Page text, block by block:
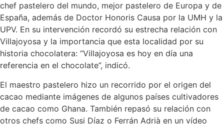
chef pastelero del mundo, mejor pastelero de Europa y de
España, además de Doctor Honoris Causa por la UMH y la
UPV. En su intervención recordó su estrecha relación con
Villajoyosa y la importancia que esta localidad por su
historia chocolatera: “Villajoyosa es hoy en día una
referencia en el chocolate”, indicó.
El maestro pastelero hizo un recorrido por el origen del
cacao mediante imágenes de algunos países cultivadores
de cacao como Ghana. También repasó su relación con
otros chefs como Susi Díaz o Ferrán Adrià en un vídeo